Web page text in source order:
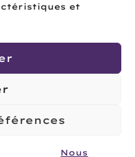
et
Nous
- Toncell.ca |